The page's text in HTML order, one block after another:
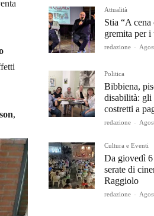
,
Attualità
Stia “A
gremita per i
redazione -
Politica
Bibbiena,
disabilità: gli
costretti a
redazione -
Cultura e Eventi
Da giovedì
serate di
Raggiolo
redazione -